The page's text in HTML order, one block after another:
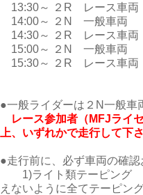
13:30～ ２R レース車両
14:00～ ２N 一般車両
14:30～ ２R レース車両
15:00～ ２N 一般車両
15:30～ ２R レース車両
●一般ライダーは２N一般車
レース参加者（MFJライ
上、いずれかで走行して下
●走行前に、必ず車両の確
1)ライト類テーピング
えないように全てテーピン